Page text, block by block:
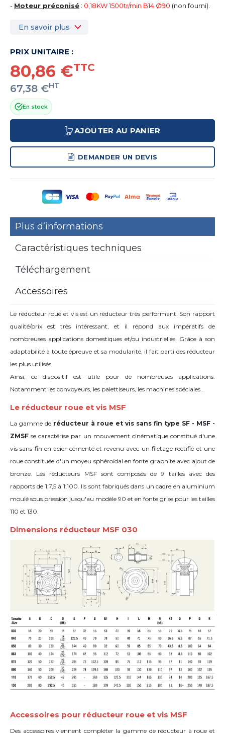
- Moteur préconisé : 0,18KW 1500tr/min B14 Ø90 (non fourni).
En savoir plus
PRIX UNITAIRE :
80,86 €TTC
67,38 €HT
En stock
AJOUTER AU PANIER
DEMANDER UN DEVIS
Plus d’informations
Caractéristiques techniques
Téléchargement
Accessoires
Le réducteur roue et vis est un réducteur très performant. Son rapport
qualité/prix est très intéressant, et il répond aux impératifs de
nombreuses applications domestiques et/ou industrielles. Grâce à son
adaptabilité à toute épreuve et sa modularité, il fait parti des réducteur
les plus utilisés.
Ainsi, ce dispositif est utile pour de nombreuses applications.
Notamment les convoyeurs, les palettiseurs, les machines spéciales...
Le réducteur roue et vis MSF
La gamme de réducteur à roue et vis sans fin type SF - MSF -
ZMSFse caractérise par un mouvement cinématique constitué d'une
vis sans fin en acier cémenté et revenu avec un filetage rectifié et une
roue constituée d'un moyeu sphéroïdal en fonte graphite avec ajout de
bronze. Les réducteurs MSF sont composés de 9 tailles avec des
rapports de 1:7,5 à 1:100. Ils sont fabriqués dans un cadre en aluminium
moulé sous pression jusqu'au modèle 90 et en fonte grise pour les tailles
110 et 130.
Dimensions réducteur MSF 030
Accessoires pour réducteur roue et vis MSF
Des accessoires viennent compléter la gamme de réducteur à roue et